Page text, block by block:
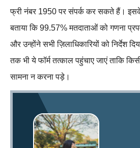
फ्री नंबर 1950 पर संपर्क कर सकते हैं।
बताया कि 99.57% मतदाताओं को गणना
और उन्होंने सभी ज़िलाधिकारियों को निर्देश
तक भी ये फॉर्म तत्काल पहुंचाए जाएं ताकि
सामना न करना पड़े।